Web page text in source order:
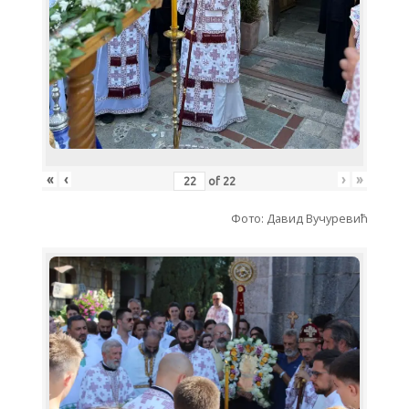
« ‹ of 22 › »
Фото: Давид Вучуревић